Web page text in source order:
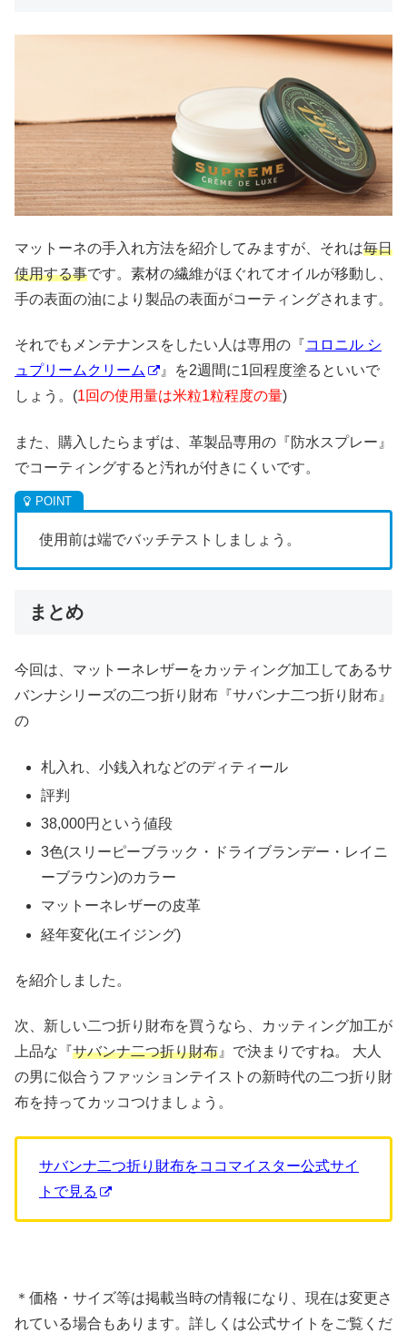
マットーネの手入れ方法を紹介してみますが、それは毎日
使用する事です。素材の繊維がほぐれてオイルが移動し、
手の表面の油により製品の表面がコーティングされます。
それでもメンテナンスをしたい人は専用の『コロニル シ
ュプリームクリーム
』を2週間に1回程度塗るといいで
しょう。(1回の使用量は米粒1粒程度の量)
また、購入したらまずは、革製品専用の『防水スプレー』
でコーティングすると汚れが付きにくいです。
使用前は端でバッチテストしましょう。
まとめ
今回は、マットーネレザーをカッティング加工してあるサ
バンナシリーズの二つ折り財布『サバンナ二つ折り財布』
の
札入れ、小銭入れなどのディティール
評判
38,000円という値段
3色(スリーピーブラック・ドライブランデー・レイニ
ーブラウン)のカラー
マットーネレザーの皮革
経年変化(エイジング)
を紹介しました。
次、新しい二つ折り財布を買うなら、カッティング加工が
上品な『サバンナ二つ折り財布 』で決まりですね。 大人
の男に似合うファッションテイストの新時代の二つ折り財
布を持ってカッコつけましょう。
サバンナ二つ折り財布をココマイスター公式サイ
トで見る
＊価格・サイズ等は掲載当時の情報になり、現在は変更さ
れている場合もあります。詳しくは公式サイトをご覧くだ